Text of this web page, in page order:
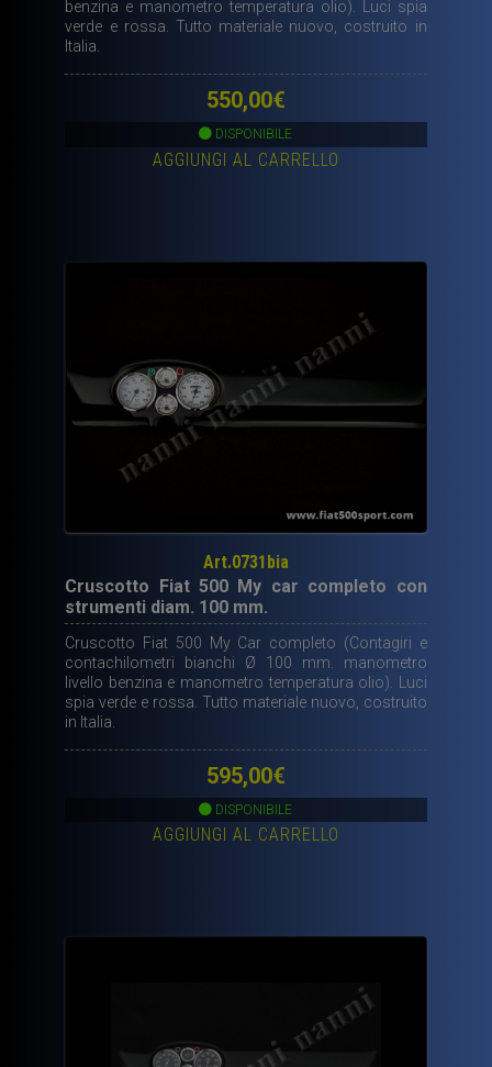
benzina e manometro temperatura olio). Luci spia
verde e rossa. Tutto materiale nuovo, costruito in
Italia.
550,00€
DISPONIBILE
AGGIUNGI AL CARRELLO
Art.0731bia
Cruscotto Fiat 500 My car completo con
strumenti diam. 100 mm.
Cruscotto Fiat 500 My Car completo (Contagiri e
contachilometri bianchi Ø 100 mm. manometro
livello benzina e manometro temperatura olio). Luci
spia verde e rossa. Tutto materiale nuovo, costruito
in Italia.
595,00€
DISPONIBILE
AGGIUNGI AL CARRELLO